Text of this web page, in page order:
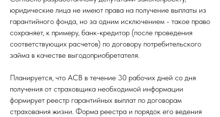
юридические лица не имеют права на получение выплаты из
гарантийного фонда, но за одним исключением - такое право
сохраняет, к примеру, банк-кредитор (после проведения
соответствующих расчетов) по договору потребительского
займа в качестве выгодоприобретателя.
Планируется, что АСВ в течение 30 рабочих дней со дня
получения от страховщика необходимой информации
формирует реестр гарантийных выплат по договорам
страхования жизни. Форма реестра и порядок его ведения